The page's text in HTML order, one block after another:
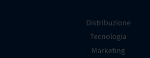
Distribuzione
Tecnologia
Marketing